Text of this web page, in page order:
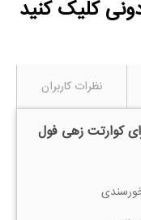
کلیک کنید
نظرات کاربران
کوارتت زهی فول